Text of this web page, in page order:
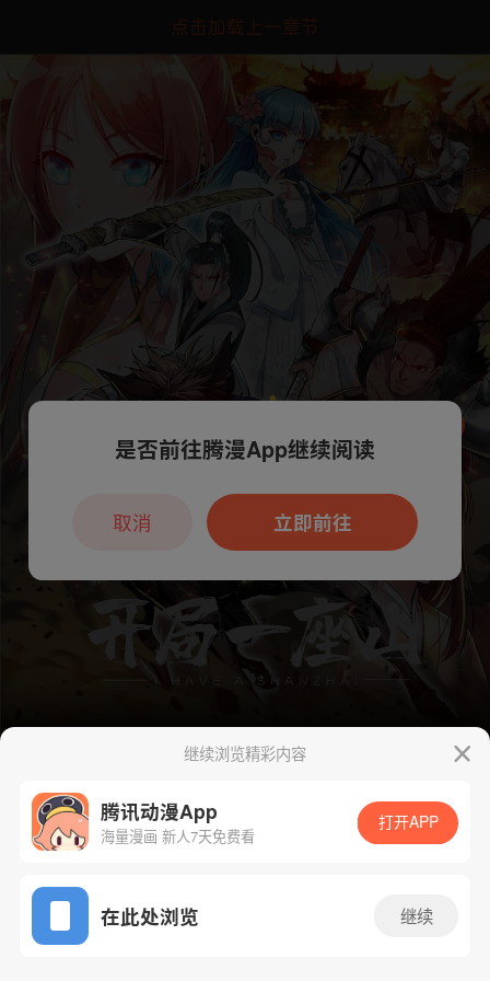
点击加载上一章节
App免费看
下一话 腾漫App免费看
继续浏览精彩内容
腾讯动漫App
海量漫画 新人7天免费看
打开APP
在此处浏览 继续
本章节仅支持App阅读，可打开App新用
户7天免费看
是否前往腾漫App继续阅读
立即前往
取消